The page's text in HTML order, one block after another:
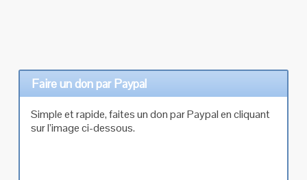
Faire un don par Paypal
Simple et rapide, faites un don par Paypal en cliquant
sur l’image ci-dessous.